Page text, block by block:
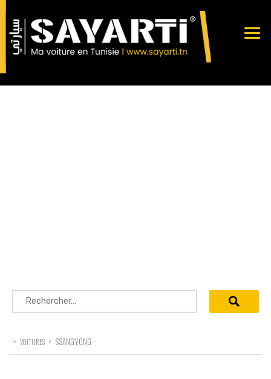
Rechercher :
> VOITURES > SSANGYONG